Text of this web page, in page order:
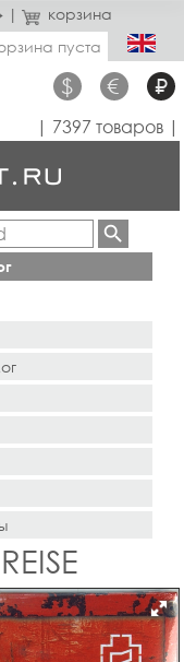
|
корзина
пуста
$ € ₽
| 7397 товаров |